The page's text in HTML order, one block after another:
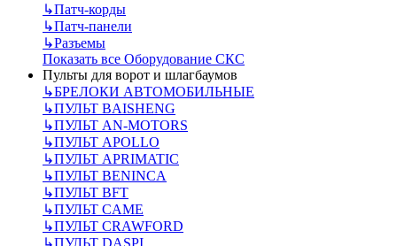
↳Патч-корды
↳Патч-панели
↳Разъемы
Показать все Оборудование СКС
Пульты для ворот и шлагбаумов
↳БРЕЛОКИ АВТОМОБИЛЬНЫЕ
↳ПУЛЬТ BAISHENG
↳ПУЛЬТ AN-MOTORS
↳ПУЛЬТ APOLLO
↳ПУЛЬТ APRIMATIC
↳ПУЛЬТ BENINCA
↳ПУЛЬТ BFT
↳ПУЛЬТ CAME
↳ПУЛЬТ CRAWFORD
↳ПУЛЬТ DASPI